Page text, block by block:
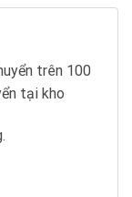
trên 100
tại kho